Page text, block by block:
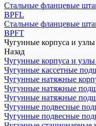
Стальные фланцевые
BPFL
Стальные фланцевые
BPFT
Чугунные корпуса и узлы
Назад
Чугунные корпуса и узлы
Чугунные кассетные
Чугунные натяжные
Чугунные натяжные
Чугунные натяжные
Чугунные подвесные
Чугунные подвесные